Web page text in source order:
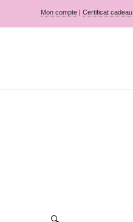
Mon compte |Certificat cadeau
🔍